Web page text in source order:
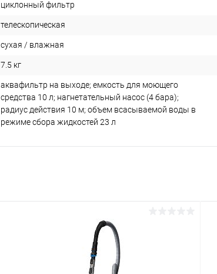
циклонный фильтр
телескопическая
сухая / влажная
7.5 кг
аквафильтр на выходе; емкость для моющего
средства 10 л; нагнетательный насос (4 бара);
радиус действия 10 м; объем всасываемой воды в
режиме сбора жидкостей 23 л